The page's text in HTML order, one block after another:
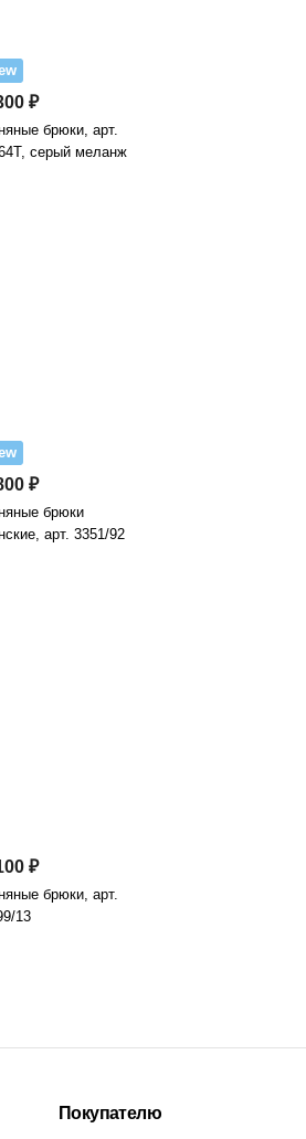
₽
брюки, арт.
серый меланж
₽
брюки
арт. 3351/92
₽
брюки, арт.
13
Покупателю